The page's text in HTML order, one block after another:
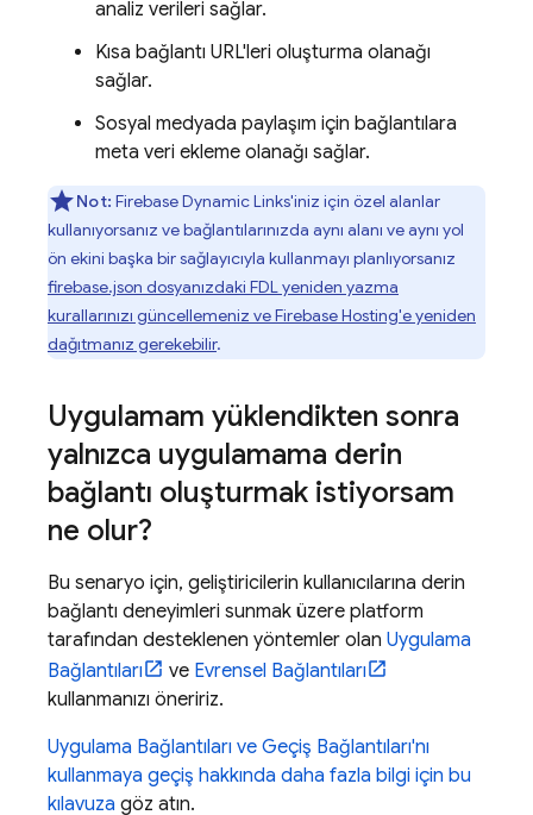
analiz verileri sağlar.
Kısa bağlantı URL'leri oluşturma olanağı
sağlar.
Sosyal medyada paylaşım için bağlantılara
meta veri ekleme olanağı sağlar.
Not: Firebase Dynamic Links'iniz için özel alanlar
kullanıyorsanız ve bağlantılarınızda aynı alanı ve aynı yol
ön ekini başka bir sağlayıcıyla kullanmayı planlıyorsanız
firebase.json dosyanızdaki FDL yeniden yazma
kurallarınızı güncellemeniz ve Firebase Hosting'e yeniden
dağıtmanız gerekebilir.
Uygulamam yüklendikten sonra
yalnızca uygulamama derin
bağlantı oluşturmak istiyorsam
ne olur?
Bu senaryo için, geliştiricilerin kullanıcılarına derin
bağlantı deneyimleri sunmak üzere platform
tarafından desteklenen yöntemler olan Uygulama
Bağlantıları
ve Evrensel Bağlantıları
kullanmanızı öneririz.
Uygulama Bağlantıları ve Geçiş Bağlantıları'nı
kullanmaya geçiş hakkında daha fazla bilgi için bu
kılavuza göz atın.